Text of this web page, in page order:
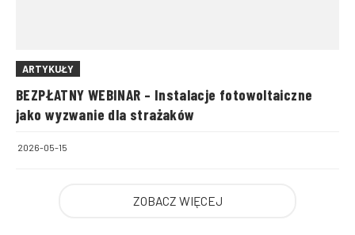
ARTYKUŁY
BEZPŁATNY WEBINAR – Instalacje fotowoltaiczne
jako wyzwanie dla strażaków
2026-05-15
ZOBACZ WIĘCEJ